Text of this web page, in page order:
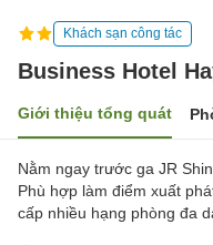
Khách sạn công tác
Business Hotel
Giới thiệu tổng quát
Nằm ngay trước ga JR
Phù hợp làm điểm xuất
cấp nhiều hạng phòng đa